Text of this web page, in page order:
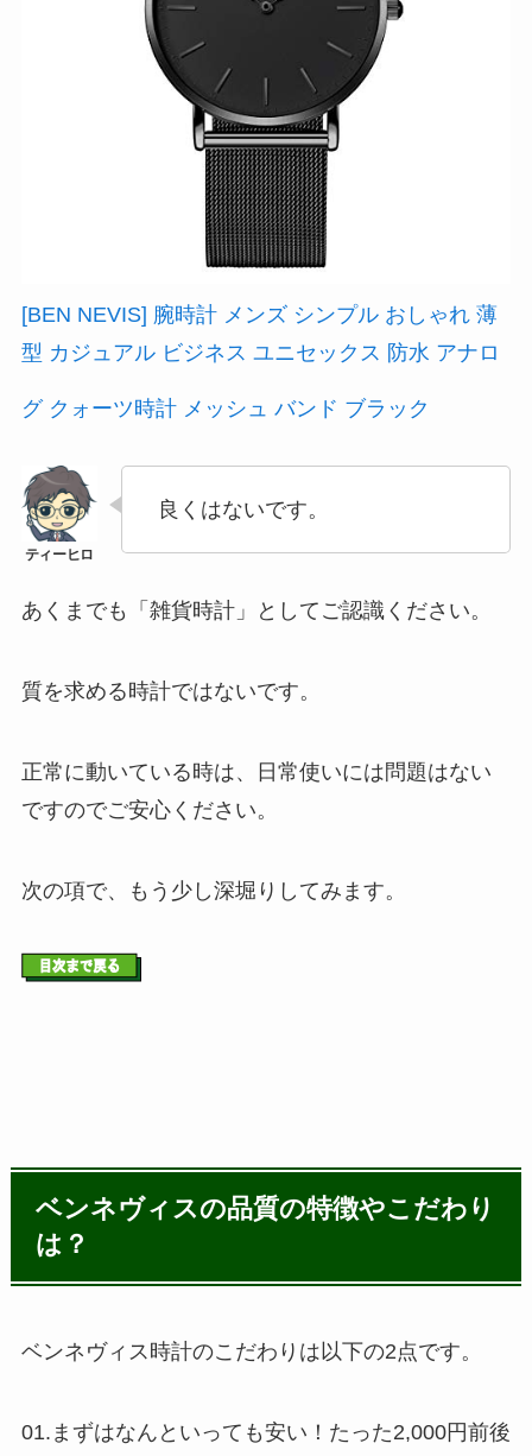
[BEN NEVIS] 腕時計 メンズ シンプル おしゃれ 薄
型 カジュアル ビジネス ユニセックス 防水 アナロ
グ クォーツ時計 メッシュ バンド ブラック
良くはないです。
あくまでも「雑貨時計」としてご認識ください。
質を求める時計ではないです。
正常に動いている時は、日常使いには問題はない
ですのでご安心ください。
次の項で、もう少し深堀りしてみます。
ベンネヴィスの品質の特徴やこだわり
は？
ベンネヴィス時計のこだわりは以下の2点です。
01.まずはなんといっても安い！たった2,000円前後